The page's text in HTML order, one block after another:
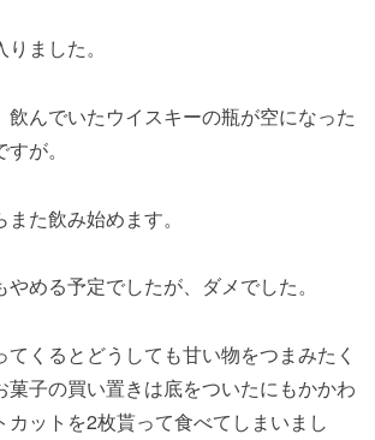
ました。
飲んでいたウイスキーの瓶が空になった
が。
た飲み始めます。
める予定でしたが、ダメでした。
てくるとどうしても甘い物をつまみたく
菓子の買い置きは底をついたにもかかわ
カットを2枚貰って食べてしまいまし